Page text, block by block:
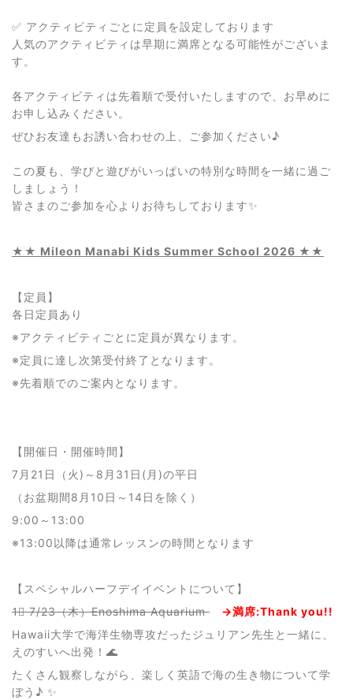
✅ アクティビティごとに定員を設定しております
人気のアクティビティは早期に満席となる可能性がございま
す。
各アクティビティは先着順で受付いたしますので、お早めに
お申し込みください。
ぜひお友達もお誘い合わせの上、ご参加ください♪
この夏も、学びと遊びがいっぱいの特別な時間を一緒に過ご
しましょう！
皆さまのご参加を心よりお待ちしております✨
★★ Mileon Manabi Kids Summer School 2026 ★★
【定員】
各日定員あり
※アクティビティごとに定員が異なります。
※定員に達し次第受付終了となります。
※先着順でのご案内となります。
【開催日・開催時間】
7月21日（火)～8月31日(月)の平日
（お盆期間8月10日～14日を除く）
9:00～13:00
※13:00以降は通常レッスンの時間となります
【スペシャルハーフデイイベントについて】
1⃣ 7/23（木）Enoshima Aquarium →満席:Thank you!!
Hawaii大学で海洋生物専攻だったジュリアン先生と一緒に、
えのすいへ出発！🌊
たくさん観察しながら、楽しく英語で海の生き物について学
ぼう♪ ✨